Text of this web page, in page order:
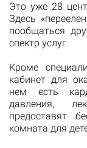
Это уже 28
Здесь
пообщаться
спектр услуг.
Кроме
кабинет для
нем есть
давления,
предоставят
комната для